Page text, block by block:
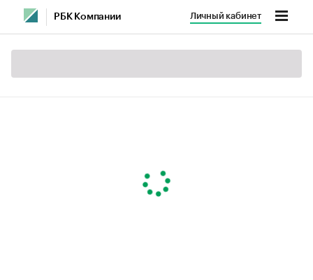
РБК Компании Личный кабинет